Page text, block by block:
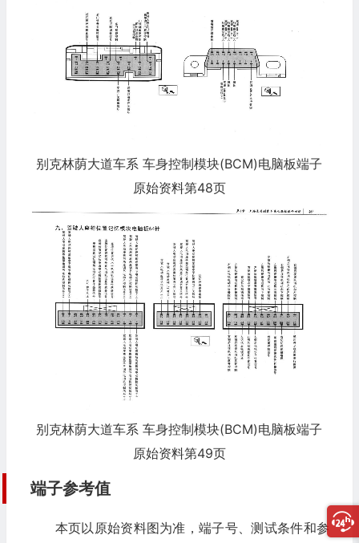
别克林荫大道车系 车身控制模块(BCM)电脑板端子
原始资料第48页
别克林荫大道车系 车身控制模块(BCM)电脑板端子
原始资料第49页
端子参考值
本页以原始资料图为准，端子号、测试条件和参